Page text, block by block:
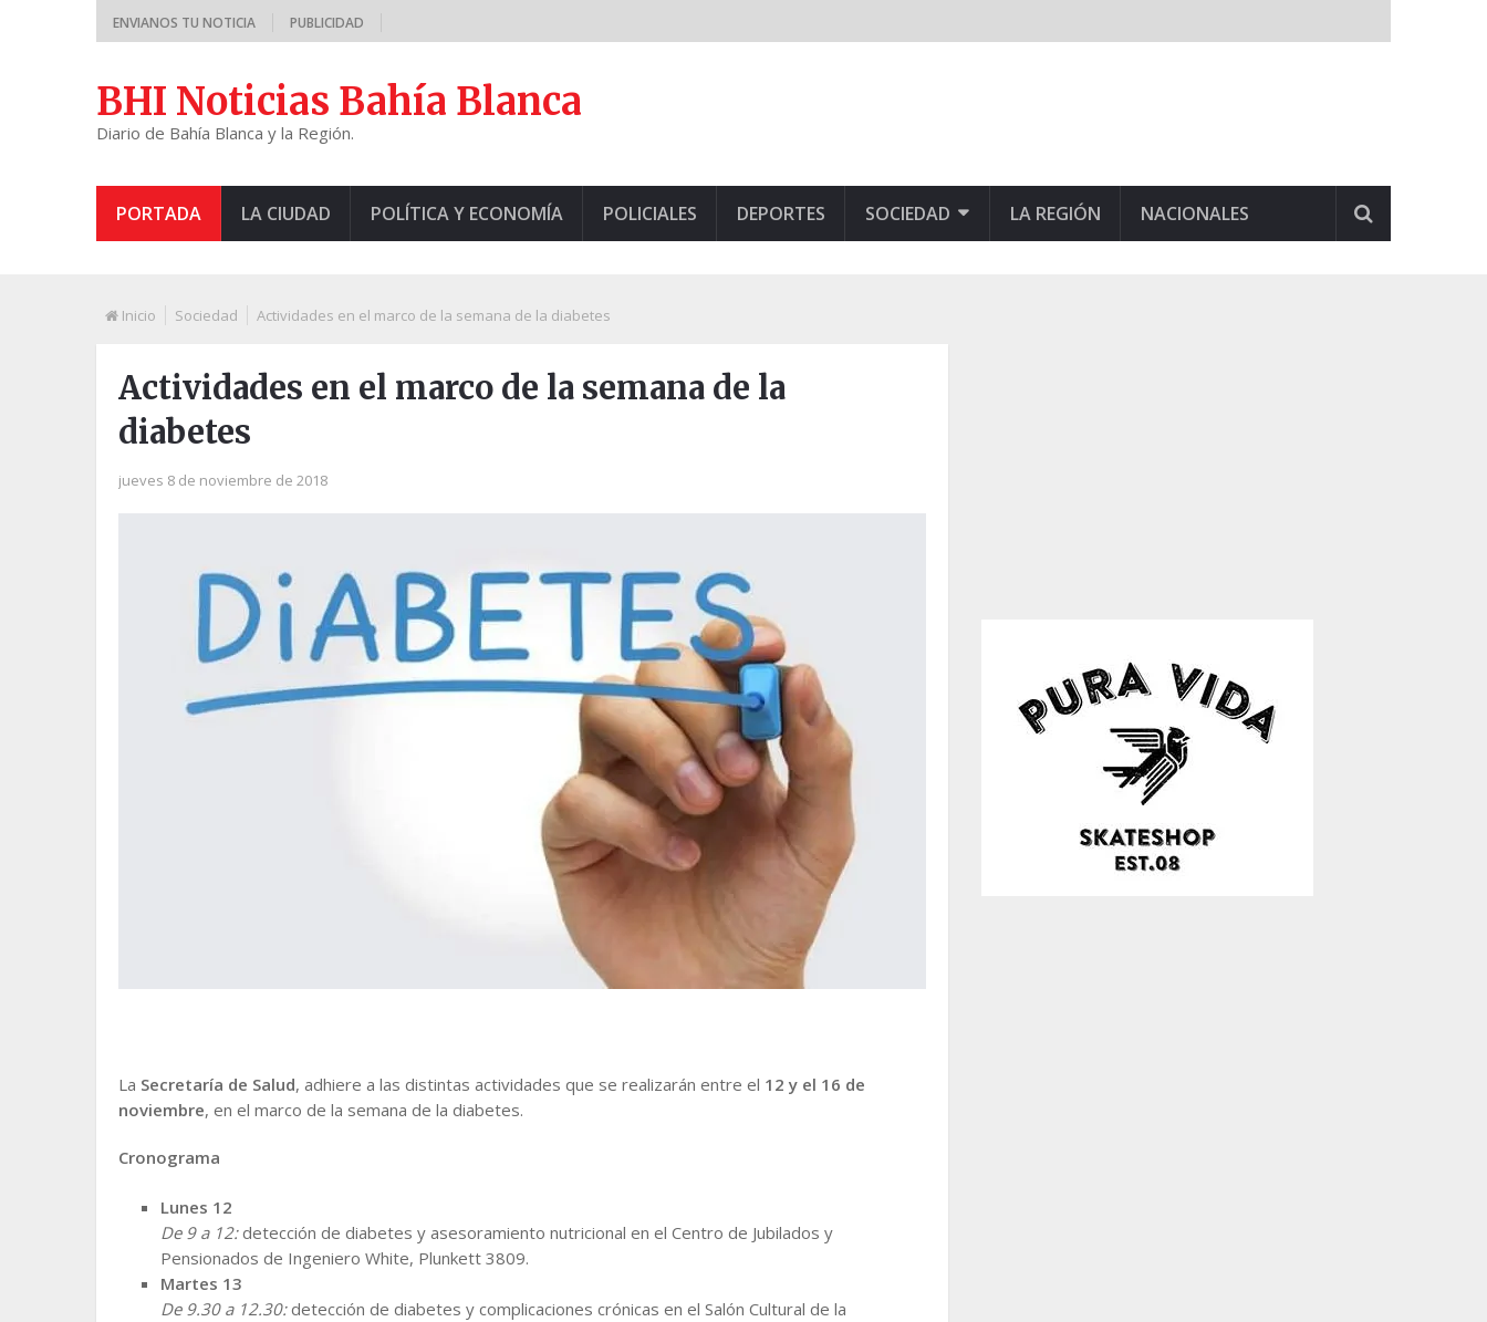
ENVIANOS TU NOTICIA PUBLICIDAD
BHI Noticias Bahía Blanca
Diario de Bahía Blanca y la Región.
PORTADA LA CIUDAD POLÍTICA Y ECONOMÍA POLICIALES DEPORTES SOCIEDAD LA REGIÓN NACIONALES
Inicio Sociedad Actividades en el marco de la semana de la diabetes
Actividades en el marco de la semana de la
diabetes
jueves 8 de noviembre de 2018
La Secretaría de Salud, adhiere a las distintas actividades que se realizarán entre el 12 y el 16 de
noviembre, en el marco de la semana de la diabetes.
Cronograma
Lunes 12
De 9 a 12:detección de diabetes y asesoramiento nutricional en el Centro de Jubilados y
Pensionados de Ingeniero White, Plunkett 3809.
Martes 13
De 9.30 a 12.30:detección de diabetes y complicaciones crónicas en el Salón Cultural de la